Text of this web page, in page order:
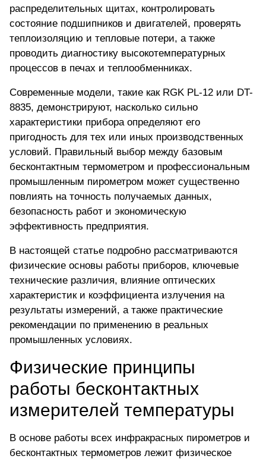
распределительных щитах, контролировать
состояние подшипников и двигателей, проверять
теплоизоляцию и тепловые потери, а также
проводить диагностику высокотемпературных
процессов в печах и теплообменниках.
Современные модели, такие как RGK PL-12 или DT-
8835, демонстрируют, насколько сильно
характеристики прибора определяют его
пригодность для тех или иных производственных
условий. Правильный выбор между базовым
бесконтактным термометром и профессиональным
промышленным пирометром может существенно
повлиять на точность получаемых данных,
безопасность работ и экономическую
эффективность предприятия.
В настоящей статье подробно рассматриваются
физические основы работы приборов, ключевые
технические различия, влияние оптических
характеристик и коэффициента излучения на
результаты измерений, а также практические
рекомендации по применению в реальных
промышленных условиях.
Физические принципы
работы бесконтактных
измерителей температуры
В основе работы всех инфракрасных пирометров и
бесконтактных термометров лежит физическое